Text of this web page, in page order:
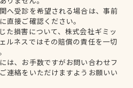
へ受診を希望される場合は、事前
直接ご確認ください。
た損害について、株式会社ギミッ
ルネスではその賠償の責任を一切
は、お手数ですがお問い合わせフ
連絡をいただけますようお願いい